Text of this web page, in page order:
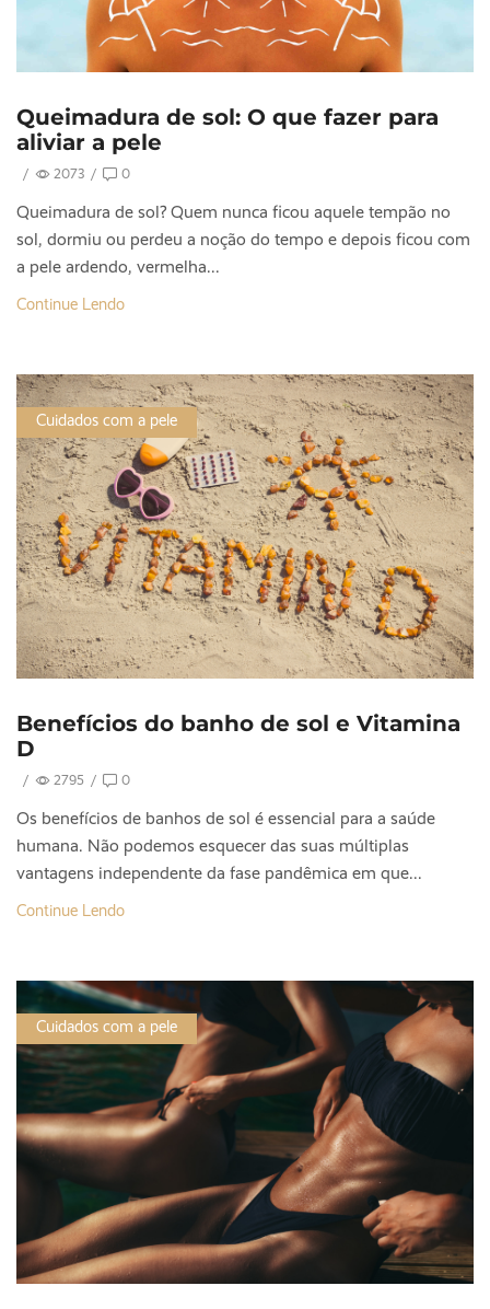
Queimadura de sol: O que fazer para
aliviar a pele
/ 2073 / 0
Queimadura de sol? Quem nunca ficou aquele tempão no
sol, dormiu ou perdeu a noção do tempo e depois ficou com
a pele ardendo, vermelha...
Continue Lendo
Cuidados com a pele
Benefícios do banho de sol e Vitamina
D
/ 2795 / 0
Os benefícios de banhos de sol é essencial para a saúde
humana. Não podemos esquecer das suas múltiplas
vantagens independente da fase pandêmica em que...
Continue Lendo
Cuidados com a pele